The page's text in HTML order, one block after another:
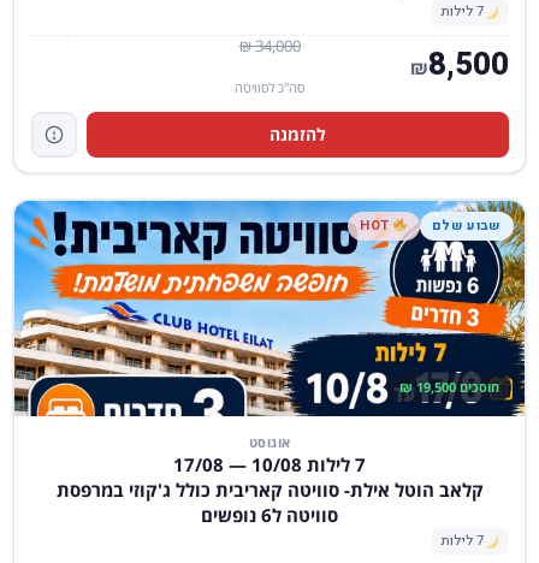
7 לילות
34,000 ₪ 8,500
₪
סה"כ לסוויטה
להזמנה
שבוע שלם HOT
חוסכים 19,500 ₪
אוגוסט
7 לילות 10/08 — 17/08
קלאב הוטל אילת- סוויטה קאריבית כולל ג'קוזי במרפסת
סוויטה ל6 נופשים
7 לילות